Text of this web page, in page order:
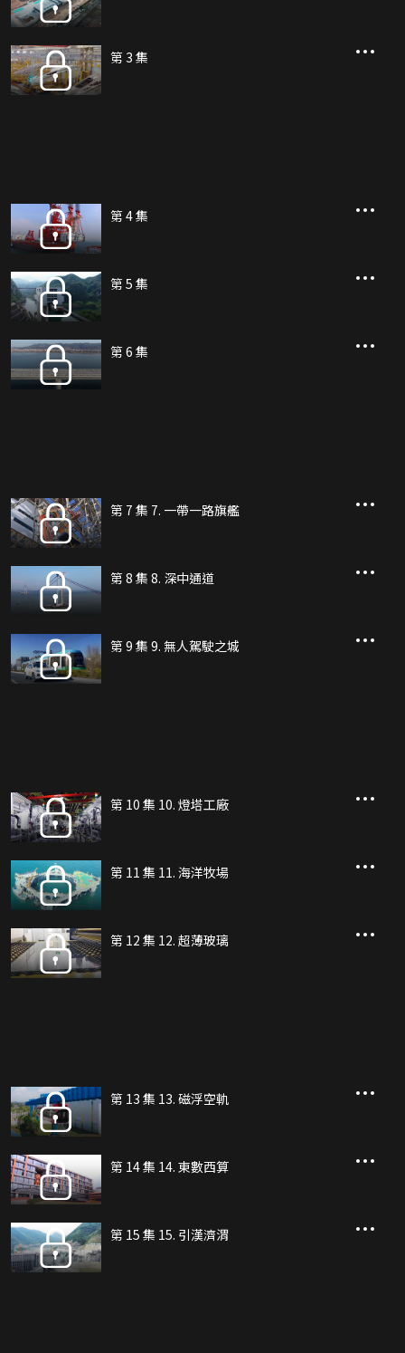
第 3 集
第 4 集
第 5 集
第 6 集
第 7 集 7. 一帶一路旗艦
第 8 集 8. 深中通道
第 9 集 9. 無人駕駛之城
第 10 集 10. 燈塔工廠
第 11 集 11. 海洋牧場
第 12 集 12. 超薄玻璃
第 13 集 13. 磁浮空軌
第 14 集 14. 東數西算
第 15 集 15. 引漢濟渭